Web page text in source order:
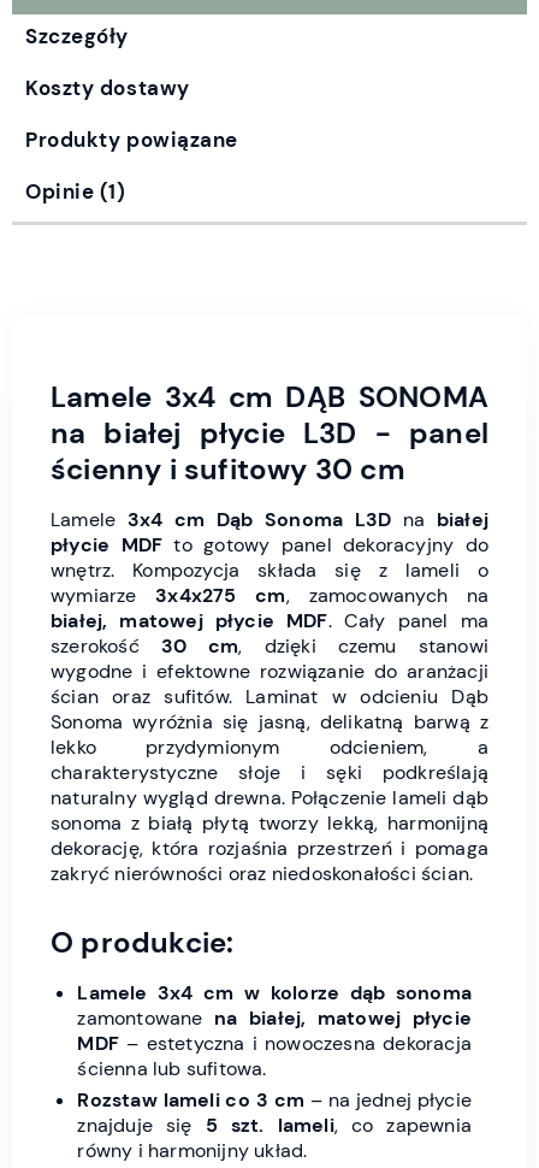
Szczegóły
Koszty dostawy
Produkty powiązane
Opinie (1)
Lamele 3x4 cm DĄB SONOMA
na białej płycie L3D - panel
ścienny i sufitowy 30 cm
Lamele 3x4 cm Dąb Sonoma L3D na białej
płycie MDF to gotowy panel dekoracyjny do
wnętrz. Kompozycja składa się z lameli o
wymiarze3x4x275 cm, zamocowanych na
białej, matowej płycie MDF. Cały panel ma
szerokość 30 cm, dzięki czemu stanowi
wygodne i efektowne rozwiązanie do aranżacji
ścian oraz sufitów. Laminat w odcieniu Dąb
Sonoma wyróżnia się jasną, delikatną barwą z
lekko przydymionym odcieniem, a
charakterystyczne słoje i sęki podkreślają
naturalny wygląd drewna. Połączenie lameli dąb
sonoma z białą płytą tworzy lekką, harmonijną
dekorację, która rozjaśnia przestrzeń i pomaga
zakryć nierówności oraz niedoskonałości ścian.
O produkcie:
Lamele 3x4 cm w kolorze dąb sonoma
zamontowane na białej, matowej płycie
MDF – estetyczna i nowoczesna dekoracja
ścienna lub sufitowa.
Rozstaw lameli co 3 cm – na jednej płycie
znajduje się 5 szt. lameli, co zapewnia
równy i harmonijny układ.